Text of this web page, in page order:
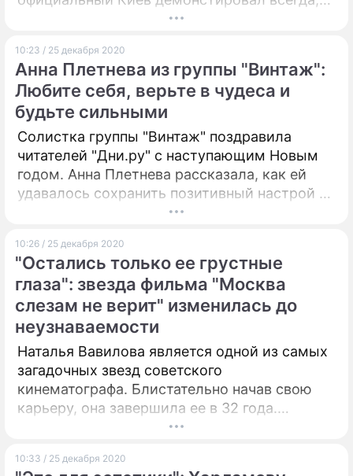
отметил спикер Госдумы Вячеслав Володин.
10:23 / 25 декабря 2020
Анна Плетнева из группы "Винтаж":
Любите себя, верьте в чудеса и
будьте сильными
Солистка группы "Винтаж" поздравила
читателей "Дни.ру" с наступающим Новым
годом. Анна Плетнева рассказала, как ей
удавалось сохранить позитивный настрой в
10:26 / 25 декабря 2020
"Остались только ее грустные
глаза": звезда фильма "Москва
слезам не верит" изменилась до
неузнаваемости
Наталья Вавилова является одной из самых
загадочных звезд советского
кинематографа. Блистательно начав свою
карьеру, она завершила ее в 32 года.
Восхищенные поклонники не могли понять,
женщина исчезла с экранов.
10:33 / 25 декабря 2020